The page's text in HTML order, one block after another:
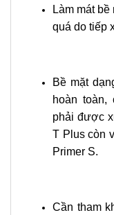
Làm mát
quá do tiếp
Bề mặt
hoàn toàn,
phải được
T Plus còn
Primer S.
Cần tham